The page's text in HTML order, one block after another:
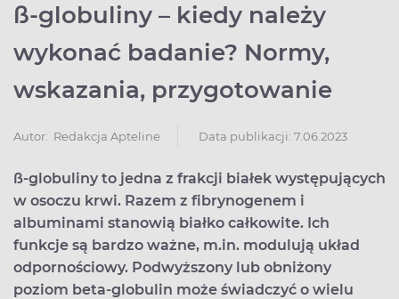
ß-globuliny – kiedy należy
wykonać badanie? Normy,
wskazania, przygotowanie
Autor: Redakcja Apteline Data publikacji: 7.06.2023
ß-globuliny to jedna z frakcji białek występujących
w osoczu krwi. Razem z fibrynogenem i
albuminami stanowią białko całkowite. Ich
funkcje są bardzo ważne, m.in. modulują układ
odpornościowy. Podwyższony lub obniżony
poziom beta-globulin może świadczyć o wielu